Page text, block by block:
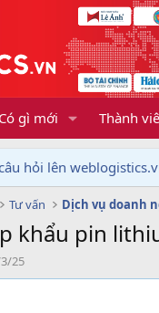
Có gì mới Thành
hỏi lên
Tư vấn
khẩu pin
25